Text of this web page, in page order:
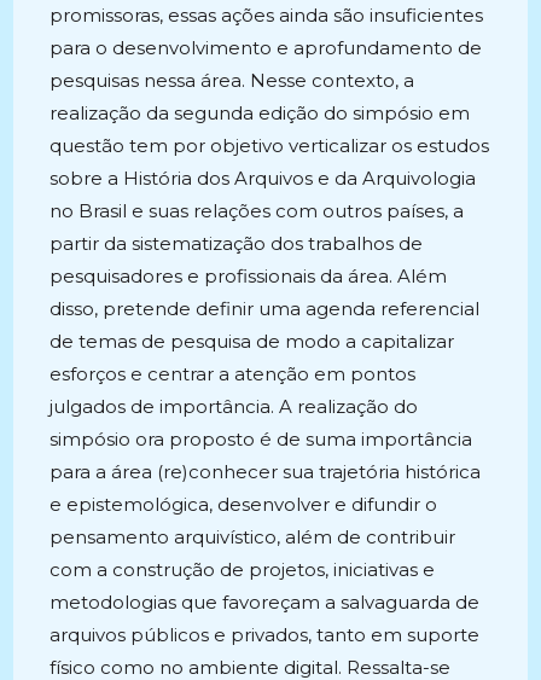
promissoras, essas ações ainda são insuficientes
para o desenvolvimento e aprofundamento de
pesquisas nessa área. Nesse contexto, a
realização da segunda edição do simpósio em
questão tem por objetivo verticalizar os estudos
sobre a História dos Arquivos e da Arquivologia
no Brasil e suas relações com outros países, a
partir da sistematização dos trabalhos de
pesquisadores e profissionais da área. Além
disso, pretende definir uma agenda referencial
de temas de pesquisa de modo a capitalizar
esforços e centrar a atenção em pontos
julgados de importância. A realização do
simpósio ora proposto é de suma importância
para a área (re)conhecer sua trajetória histórica
e epistemológica, desenvolver e difundir o
pensamento arquivístico, além de contribuir
com a construção de projetos, iniciativas e
metodologias que favoreçam a salvaguarda de
arquivos públicos e privados, tanto em suporte
físico como no ambiente digital. Ressalta-se